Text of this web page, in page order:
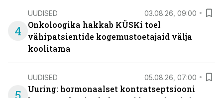
4
UUDISED 03.08.26, 09:00
Onkoloogika hakkab KÜSKi toel
vähipatsientide kogemustoetajaid välja
koolitama
UUDISED 05.08.26, 07:00
Uuring: hormonaalset kontratseptsiooni